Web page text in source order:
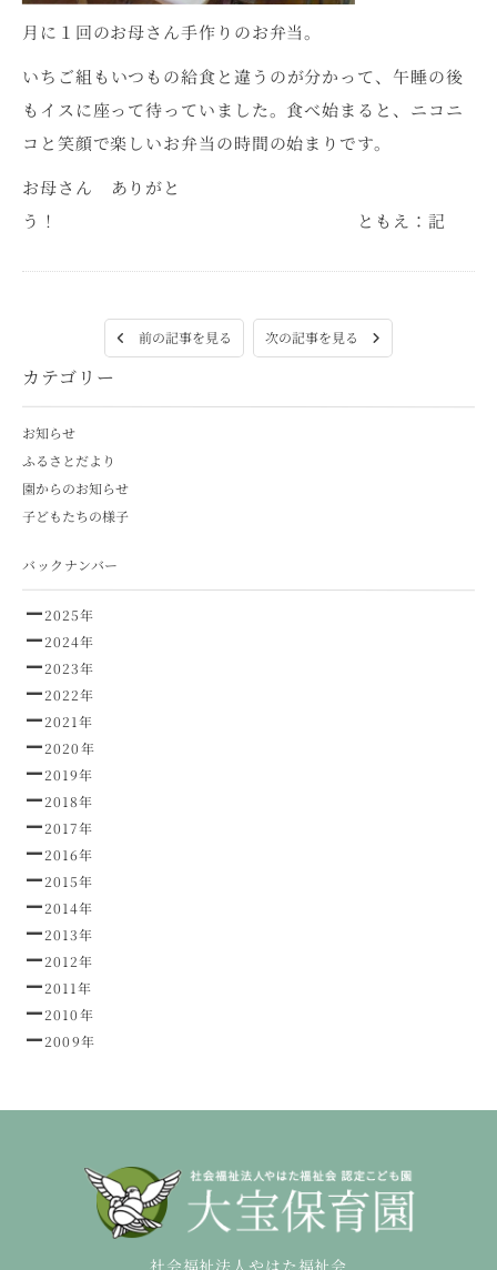
カテゴリー
お知らせ
ふるさとだより
園からのお知らせ
子どもたちの様子
バックナンバー
2025年
2024年
2023年
2022年
2021年
2020年
2019年
2018年
2017年
2016年
2015年
2014年
2013年
2012年
2011年
2010年
2009年
月に１回のお母さん手作りのお弁当。
いちご組もいつもの給食と違うのが分かって、午睡の後
もイスに座って待っていました。食べ始まると、ニコニ
コと笑顔で楽しいお弁当の時間の始まりです。
お母さん ありがと
う！ ともえ：記
前の記事を見る 次の記事を見る
社会福祉法人やはた福祉会